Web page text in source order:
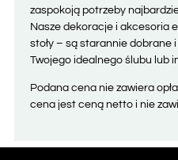
zaspokoją potrzeby
Nasze dekoracje i akcesoria
stoły – są starannie dobrane
Twojego idealnego ślubu lub
Podana cena nie zawiera
cena jest ceną netto i nie